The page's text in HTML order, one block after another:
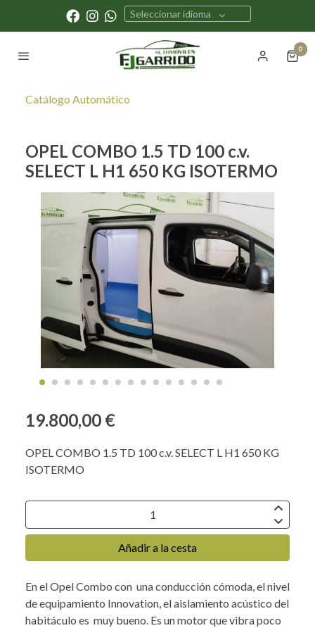
Seleccionar idioma
0
Catálogo Automático
OPEL COMBO 1.5 TD 100 c.v.
SELECT L H1 650 KG ISOTERMO
19.800,00 €
OPEL COMBO 1.5 TD 100 c.v. SELECT L H1 650 KG
ISOTERMO
Añadir a la cesta
En el Opel Combo con una conducción cómoda, el nivel
de equipamiento Innovation, el aislamiento acústico del
habitáculo es muy bueno. Es un motor que vibra poco